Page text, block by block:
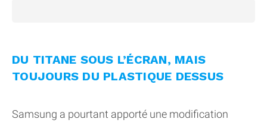
DU TITANE SOUS L’ÉCRAN, MAIS
TOUJOURS DU PLASTIQUE DESSUS
Samsung a pourtant apporté une modification